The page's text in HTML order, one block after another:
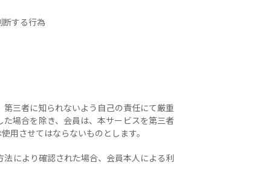
断する行為
三者に知られないよう自己の責任にて厳重
場合を除き、会員は、本サービスを第三者
用させてはならないものとします。
により確認された場合、会員本人による利